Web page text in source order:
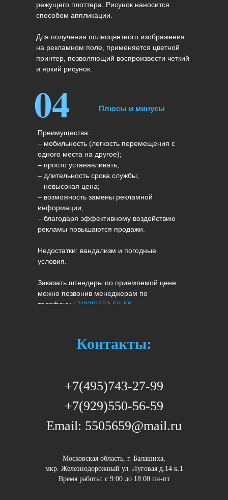
режущего плоттера. Рисунок наносится
способом аппликации.
Для получения полноцветного изображения
на рекламном поле, применяется цветной
принтер, позволяющий воспроизвести четкий
и яркий рисунок.
Преимущества:
– мобильность (легкость перемещения с
одного места на другое);
– просто устанавливать;
– длительность срока службы;
– невысокая цена;
– возможность замены рекламной
информации;
– благодаря эффективному воздействию
рекламы повышаются продажи.
Недостатки: вандализм и погодные
условия.
Заказать штендеры по приемлемой цене
можно позвонив менеджерам по
телефону +7(929)550-56-59
Плюсы и минусы
04
Контакты:
+7(495)743-27-99
+7(929)550-56-59
Email: 5505659@mail.ru
Московская область, г. Балашиха,
мкр. Железнодорожный ул. Луговая д.14 к.1
Время работы: c 9:00 до 18:00 пн-пт